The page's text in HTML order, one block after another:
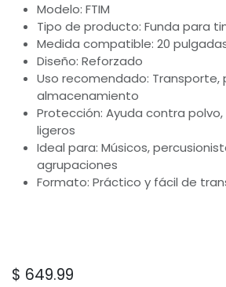
Modelo: FTIM
Tipo de producto: Funda para
Medida compatible: 20
Diseño: Reforzado
Uso recomendado: Transporte,
almacenamiento
Protección: Ayuda contra
ligeros
Ideal para: Músicos,
agrupaciones
Formato: Práctico y fácil de
$ 649.99